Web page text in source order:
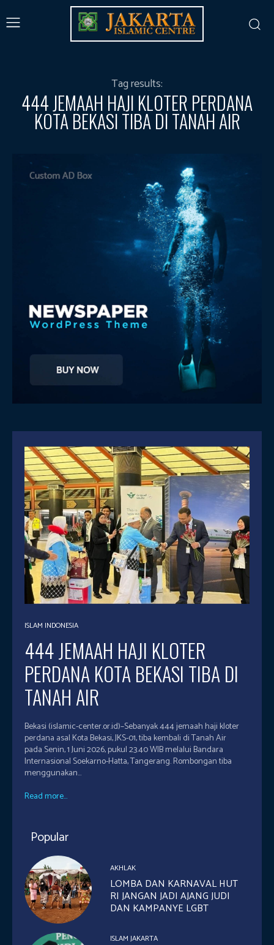
Tag results:
444 JEMAAH HAJI KLOTER PERDANA
KOTA BEKASI TIBA DI TANAH AIR
ISLAM INDONESIA
444 JEMAAH HAJI KLOTER
PERDANA KOTA BEKASI TIBA DI
TANAH AIR
Bekasi (islamic-center.or.id)–Sebanyak 444 jemaah haji kloter
perdana asal Kota Bekasi, JKS-01, tiba kembali di Tanah Air
pada Senin, 1 Juni 2026, pukul 23.40 WIB melalui Bandara
Internasional Soekarno-Hatta, Tangerang. Rombongan tiba
menggunakan...
Read more...
Popular
AKHLAK
LOMBA DAN KARNAVAL HUT
RI JANGAN JADI AJANG JUDI
DAN KAMPANYE LGBT
ISLAM JAKARTA